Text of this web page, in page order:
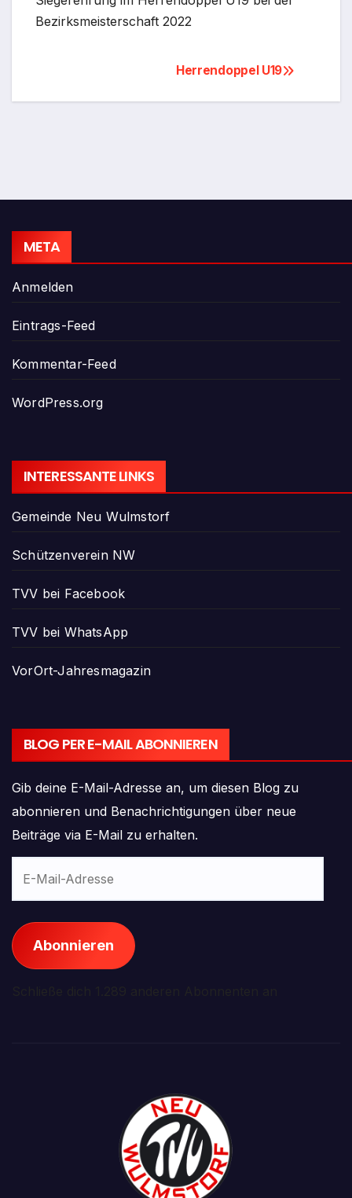
Bezirksmeisterschaft 2022
Beitragsnavigation
Herrendoppel U19
META
Anmelden
Eintrags-Feed
Kommentar-Feed
WordPress.org
INTERESSANTE LINKS
Gemeinde Neu Wulmstorf
Schützenverein NW
TVV bei Facebook
TVV bei WhatsApp
VorOrt-Jahresmagazin
BLOG PER E-MAIL ABONNIEREN
Gib deine E-Mail-Adresse an, um diesen Blog zu
abonnieren und Benachrichtigungen über neue
Beiträge via E-Mail zu erhalten.
Abonnieren